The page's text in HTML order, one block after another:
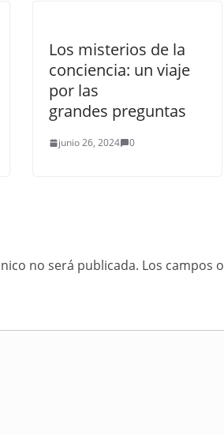
Los misterios de la
conciencia: un viaje
por las
grandes preguntas
junio 26, 2024 0
no será publicada. Los campos